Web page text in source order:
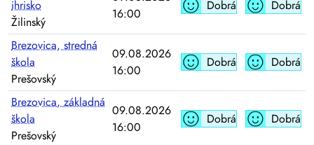
ihrisko
Žilinský
16:00
Dobrá Dobrá
Brezovica, stredná
škola
Prešovský
09.08.2026
16:00
Dobrá Dobrá
Brezovica, základná
škola
Prešovský
09.08.2026
16:00
Dobrá Dobrá